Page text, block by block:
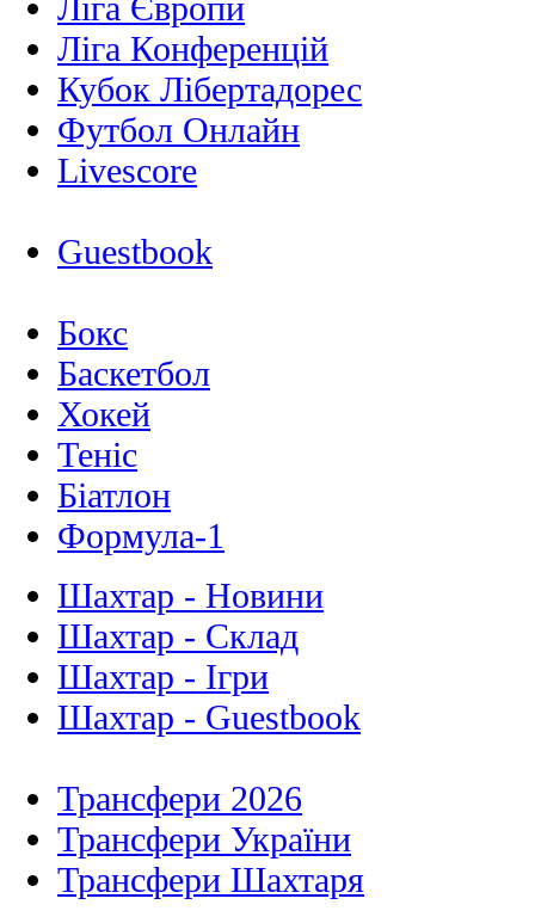
Ліга Конференцій
Кубок Лібертадорес
Футбол Онлайн
Livescore
Guestbook
Бокс
Баскетбол
Хокей
Теніс
Біатлон
Формула-1
Шахтар - Новини
Шахтар - Склад
Шахтар - Ігри
Шахтар - Guestbook
Трансфери 2026
Трансфери України
Трансфери Шахтаря